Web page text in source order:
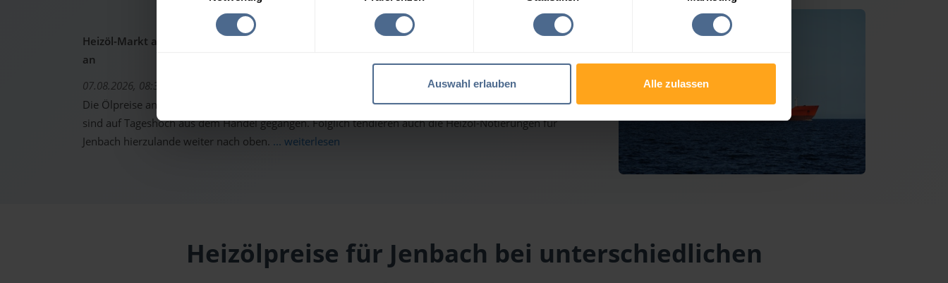
Auswahl erlauben Alle zulassen
Heizöl-Markt aktuell: Ölpreise schon wieder auf dem Weg nach oben - Heizölpreise ziehen ebenfalls
an
07.08.2026, 08:37 Uhr
Die Ölpreise an den internationalen Warenterminmärkten haben gestern weiter deutlich zugelegt und
sind auf Tageshoch aus dem Handel gegangen. Folglich tendieren auch die Heizöl-Notierungen für
Jenbach hierzulande weiter nach oben. ... weiterlesen
Heizölpreise für Jenbach bei unterschiedlichen